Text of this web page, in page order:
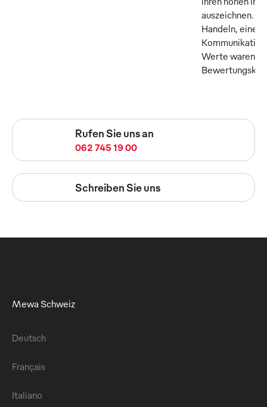
auszeichnen.
Handeln, eine
Werte waren
Rufen Sie uns an
062 745 19 00
Schreiben Sie uns
Mewa Schweiz
Deutsch
Français
Italiano